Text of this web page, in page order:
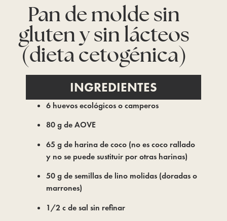
Pan de molde sin
gluten y sin lácteos
(dieta cetogénica)
INGREDIENTES
6 huevos ecológicos o camperos
80 g de AOVE
65 g de harina de coco (no es coco rallado
y no se puede sustituir por otras harinas)
50 g de semillas de lino molidas (doradas o
marrones)
1/2 c de sal sin refinar